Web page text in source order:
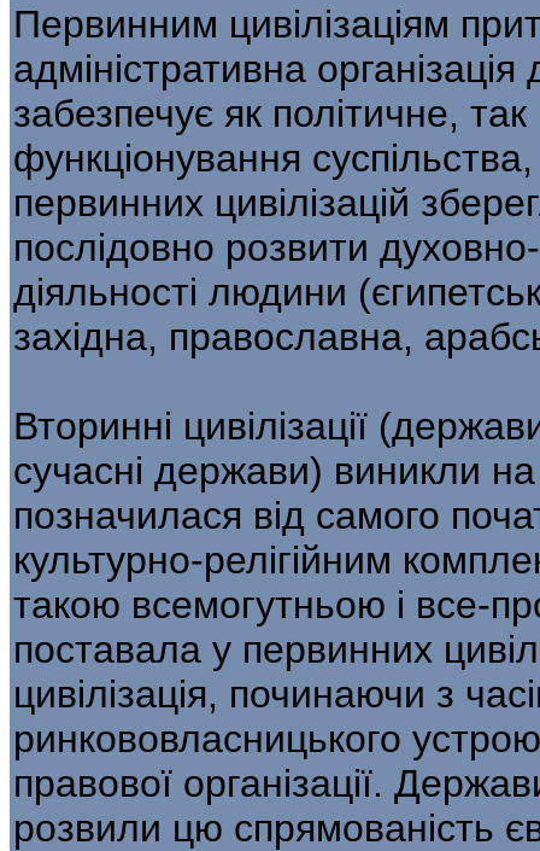
Первинним цивілізаціям
адміністративна
забезпечує як політичне,
функціонування
первинних цивілізацій
послідовно розвити
діяльності людини
західна, православна,
Вторинні цивілізації
сучасні держави) виникли на
позначилася від самого
культурно-релігійним
такою всемогутньою і все-
поставала у первинних
цивілізація, починаючи з
ринкововласницького
правової організації.
розвили цю спрямованість